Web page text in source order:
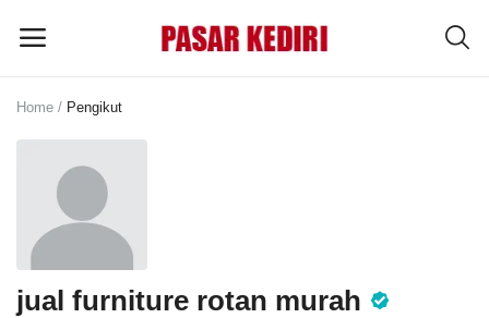
MENU UTAMA
Kategori
Home Pengikut
jual furniture rotan murah